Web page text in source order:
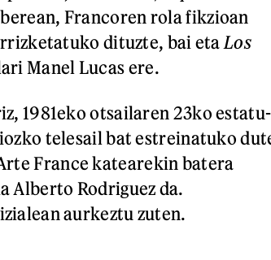
Francoren rola fikzioan
dituzte, bai eta Los
Manel Lucas ere.
1981eko otsailaren 23ko estatu-
telesail bat estreinatuko
France katearekin batera
Alberto Rodriguez da.
aurkeztu zuten.